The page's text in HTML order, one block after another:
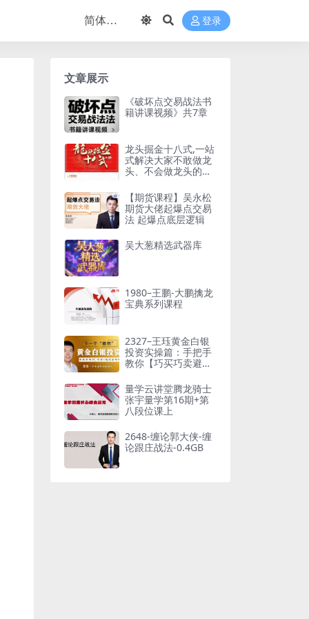
登录
文章展示
《破坏点交易战法书
籍讲课视频》共7章
龙头掘金十八式,一站
式解决大家不敢做龙
头、不会做龙头的难
【期货课程】吴永松
期货大佬起爆点交易
法 起爆点底层逻辑
吴大葱精选武器库
1980–王鹏-大鹏擒龙
宝典系列课程
2327–王珏黄金白银
投资实操篇：手把手
教你【巧买巧卖避
量学云讲堂腾龙骑士
张宇量学第16期+第
八段位课上
2648-缠论郭大侠-缠
论跟庄战法-0.4GB